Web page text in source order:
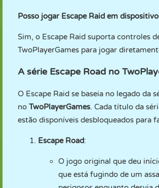
Posso jogar Escape Raid em
Sim, o Escape Raid suporta controles
TwoPlayerGames para jogar
A série Escape Road no
O Escape Raid se baseia no legado da
no TwoPlayerGames. Cada título da
estão disponíveis desbloqueados para
Escape Road:
O jogo original que deu
que está fugindo de um